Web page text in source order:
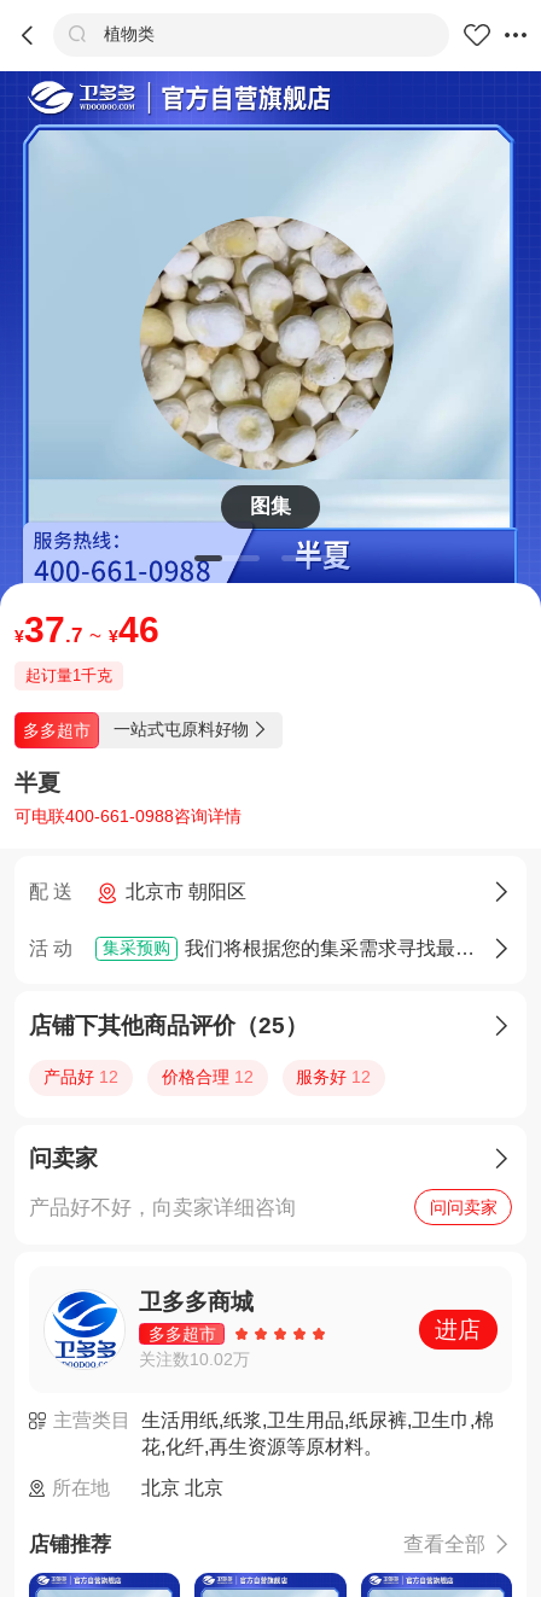
  植物类 
商品 评价 详情
图集
¥37.7 ~ ¥46
起订量1千克
多多超市 一站式屯原料好物 
半夏
可电联400-661-0988咨询详情
配 送 北京市 朝阳区 
活 动 集采预购 我们将根据您的集采需求寻找最佳货源，确定货源后您将享有优先采购权 
店铺下其他商品评价（25） 
产品好 12 价格合理 12 服务好 12
问卖家 
产品好不好，向卖家详细咨询 问问卖家
卫多多商城
多多超市
关注数10.02万
进店
主营类目
生活用纸,纸浆,卫生用品,纸尿裤,卫生巾,棉
花,化纤,再生资源等原材料。
所在地
北京 北京
店铺推荐 查看全部 